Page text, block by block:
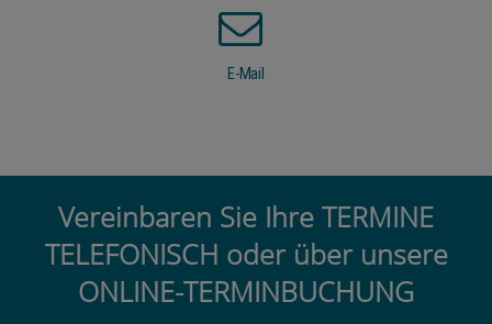
E-Mail
Vereinbaren Sie Ihre TERMINE
TELEFONISCH oder über unsere
ONLINE-TERMINBUCHUNG